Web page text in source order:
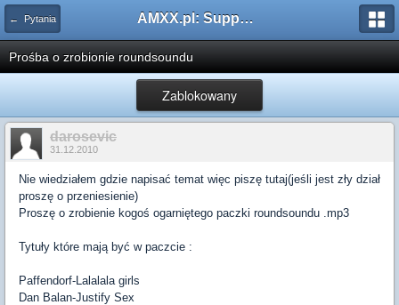
← Pytania AMXX.pl: Support AMX Mod X i SourceMod
Prośba o zrobionie roundsoundu
Zablokowany
darosevic
31.12.2010
Nie wiedziałem gdzie napisać temat więc piszę tutaj(jeśli jest zły dział
proszę o przeniesienie)
Proszę o zrobienie kogoś ogarniętego paczki roundsoundu .mp3
Tytuły które mają być w paczcie :
Paffendorf-Lalalala girls
Dan Balan-Justify Sex